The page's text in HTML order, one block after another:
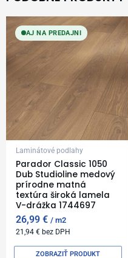
AJ NA PREDAJNI
Laminátové podlahy
Parador Classic 1050
Dub Studioline medový
prírodne matná
textúra široká lamela
V-drážka 1744697
26,99€ m2
21,94€ bez DPH
ZOBRAZIŤ PRODUKT